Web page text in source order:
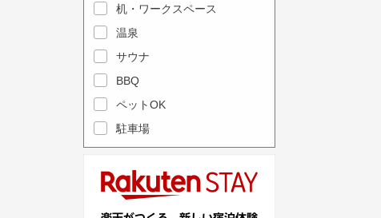
n
s
e
l
c
r
a
n
s
e
e
机・ワークスペース
温泉
サウナ
BBQ
ペットOK
駐車場